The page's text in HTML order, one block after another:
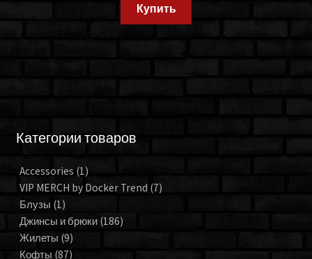
Купить
Категории товаров
Accessories (1)
VIP MERCH by Docker Trend (7)
Блузы (1)
Джинсы и брюки (186)
Жилеты (9)
Кофты (87)